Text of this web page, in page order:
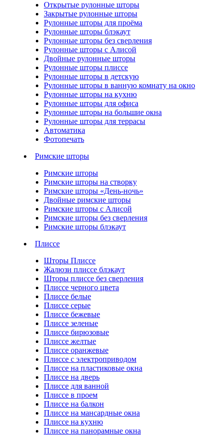
Открытые рулонные шторы
Закрытые рулонные шторы
Рулонные шторы для проёма
Рулонные шторы блэкаут
Рулонные шторы без сверления
Рулонные шторы с Алисой
Двойные рулонные шторы
Рулонные шторы плиссе
Рулонные шторы в детскую
Рулонные шторы в ванную комнату на окно
Рулонные шторы на кухню
Рулонные шторы для офиса
Рулонные шторы на большие окна
Рулонные шторы для террасы
Автоматика
Фотопечать
Римские шторы
Римские шторы
Римские шторы на створку
Римские шторы «День-ночь»
Двойные римские шторы
Римские шторы с Алисой
Римские шторы без сверления
Римские шторы блэкаут
Плиссе
Шторы Плиссе
Жалюзи плиссе блэкаут
Шторы плиссе без сверления
Плиссе черного цвета
Плиссе белые
Плиссе серые
Плиссе бежевые
Плиссе зеленые
Плиссе бирюзовые
Плиссе желтые
Плиссе оранжевые
Плиссе с электроприводом
Плиссе на пластиковые окна
Плиссе на дверь
Плиссе для ванной
Плиссе в проем
Плиссе на балкон
Плиссе на мансардные окна
Плиссе на кухню
Плиссе на панорамные окна